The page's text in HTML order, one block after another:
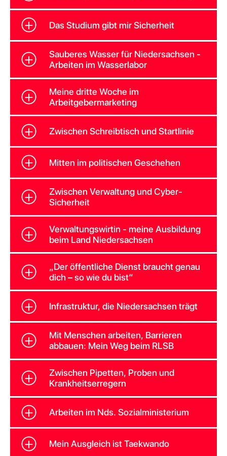
Das Studium gibt mir Sicherheit
Sauberes Wasser für Niedersachsen -
Arbeiten im Wasserlabor
Meine dritte Woche im
Arbeitgebermarketing
Zwischen Schreibtisch und Startlinie
Mitten im politischen Geschehen
Zwischen Verwaltung und Cyber-
Sicherheit
Verwaltungswirtin - meine Ausbildung
beim Land Niedersachsen
„Der öffentliche Dienst braucht genau
dich – so wie du bist“
Infrastruktur, die Niedersachsen trägt
Mit Menschen arbeiten, Barrieren
abbauen: Mein Weg beim RLSB
Zwischen Pipetten, Proben und
Krankheitserregern
Arbeiten im Nds. Sozialministerium
Mein Ausgleich ist Taekwando